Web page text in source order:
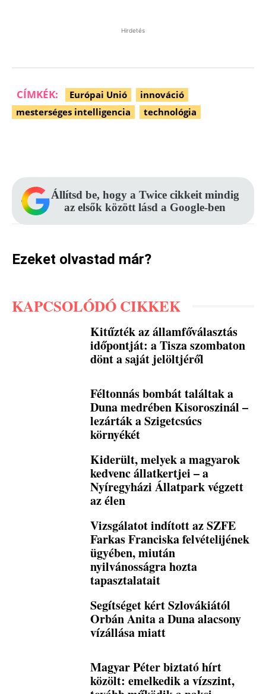
Hirdetés
CÍMKÉK: Európai Unió
innováció
mesterséges intelligencia
technológia
Állítsd be, hogy a Twice cikkeit mindig
az elsők között lásd a Google-ben
Ezeket olvastad már?
KAPCSOLÓDÓ CIKKEK
Kitűzték az államfőválasztás
időpontját: a Tisza szombaton
dönt a saját jelöltjéről
Féltonnás bombát találtak a
Duna medrében Kisoroszinál –
lezárták a Szigetcsúcs
környékét
Kiderült, melyek a magyarok
kedvenc állatkertjei – a
Nyíregyházi Állatpark végzett
az élen
Vizsgálatot indított az SZFE
Farkas Franciska felvételijének
ügyében, miután
nyilvánosságra hozta
tapasztalatait
Segítséget kért Szlovákiától
Orbán Anita a Duna alacsony
vízállása miatt
Magyar Péter biztató hírt
közölt: emelkedik a vízszint,